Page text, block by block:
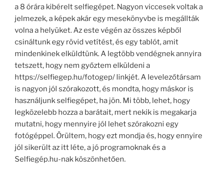
a 8 órára kibérelt selfiegépet. Nagyon viccesek voltak a
jelmezek, a képek akár egy mesekönyvbe is megállták
volna a helyüket. Az este végén az összes képből
csináltunk egy rövid vetítést, és egy tablót, amit
mindenkinek elküldtünk. A legtöbb vendégnek annyira
tetszett, hogy nem győztem elküldeni a
https://selfiegep.hu/fotogep/ linkjét. A levelezőtársam
is nagyon jól szórakozott, és mondta, hogy máskor is
használjunk selfiegépet, ha jön. Mi több, lehet, hogy
legközelebb hozza a barátait, mert nekik is megakarja
mutatni, hogy mennyire jól lehet szórakozni egy
fotógéppel. Örültem, hogy ezt mondja és, hogy ennyire
jól sikerült az itt léte, a jó programoknak és a
Selfiegép.hu-nak köszönhetően.